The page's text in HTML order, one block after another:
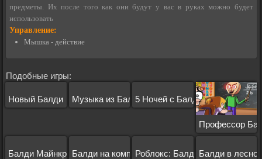
предметы. Их после того как они будут у вас в руках можно будет
использовать
Управление:
Мышка - действие
Подобные игры:
Новый Балди Музыка из Балди5 Ночей с Балди
Профессор
Балди МайнкрафтБалди на компьютерРоблокс: Балди Балди в